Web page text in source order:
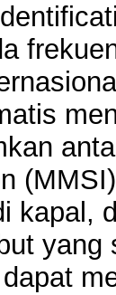
kapal,
yang